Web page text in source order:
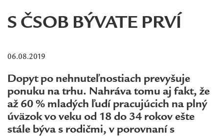
S ČSOB BÝVATE PRVÍ
06.08.2019
Dopyt po nehnuteľnostiach prevyšuje
ponuku na trhu. Nahráva tomu aj fakt, že
až 60 % mladých ľudí pracujúcich na plný
úväzok vo veku od 18 do 34 rokov ešte
stále býva s rodičmi, v porovnaní s